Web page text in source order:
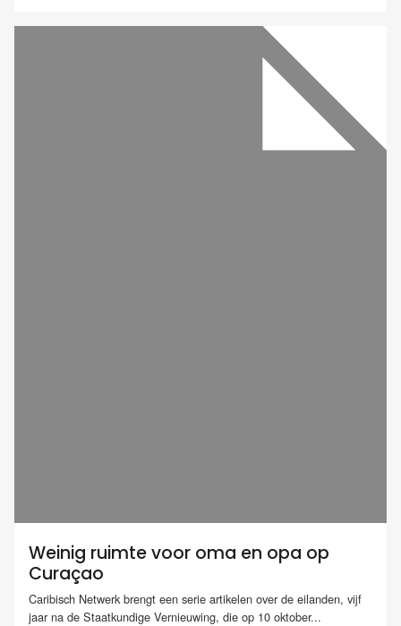
Weinig ruimte voor oma en opa op
Curaçao
Caribisch Netwerk brengt een serie artikelen over de eilanden, vijf
jaar na de Staatkundige Vernieuwing, die op 10 oktober...